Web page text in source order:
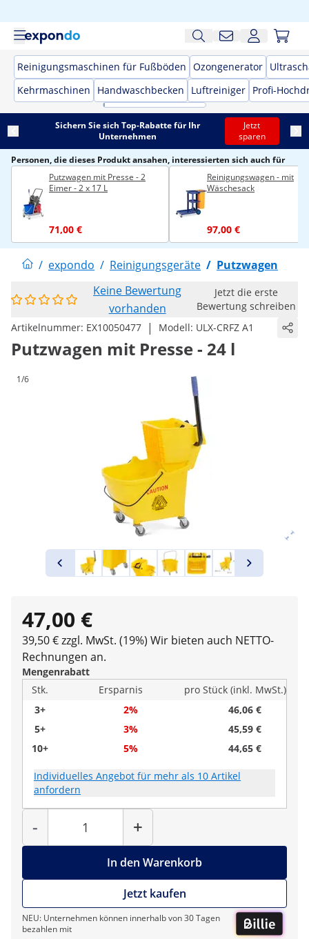
Reinigungsmaschinen für Fußböden Ozongenerator
Kehrmaschinen
Handwaschbecken Luftreiniger Profi-
Sichern Sie sich Top-Rabatte für Ihr
Unternehmen
Jetzt
sparen
Personen, die dieses Produkt ansahen, interessierten sich auch für
Putzwagen mit Presse - 2
Eimer - 2 x 17 L
71,00 €
Reinigungswagen - mit
Wäschesack
97,00 €
/ expondo / Reinigungsgeräte / Putzwagen
Keine Bewertung
vorhanden
Jetzt die erste
Bewertung schreiben
Artikelnummer: EX10050477 | Modell: ULX-CRFZ A1
Putzwagen mit Presse - 24 l
1/6
47,00 €
39,50 € zzgl. MwSt. (19%) Wir bieten auch NETTO-
Rechnungen an.
Mengenrabatt
Stk.
Ersparnis
pro Stück (inkl. MwSt.)
3+
2%
46,06 €
5+
3%
45,59 €
10+
5% 44,65 €
Individuelles Angebot für mehr als 10 Artikel
anfordern
-
Menge
+
In den Warenkorb
Jetzt kaufen
NEU: Unternehmen können innerhalb von 30 Tagen
bezahlen mit